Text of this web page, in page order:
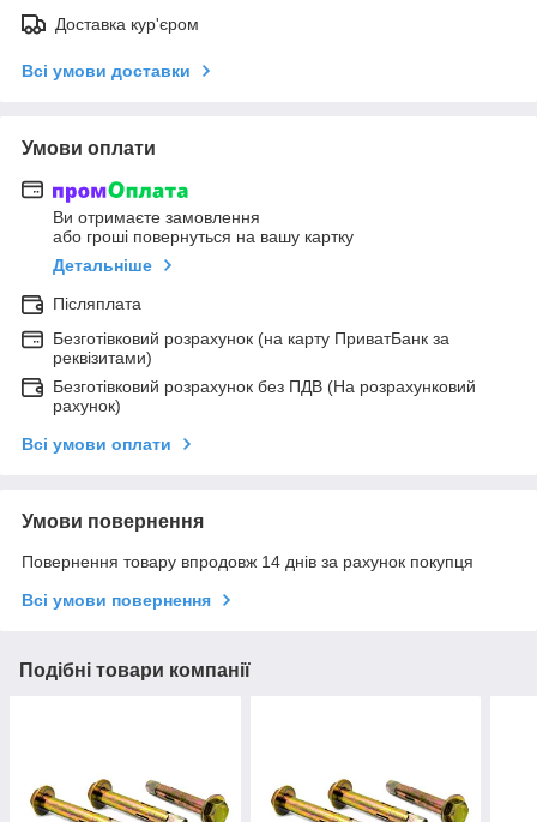
Доставка кур'єром
Всі умови доставки
Умови оплати
Ви отримаєте замовлення
або гроші повернуться на вашу картку
Детальніше
Післяплата
Безготівковий розрахунок (на карту ПриватБанк за
реквізитами)
Безготівковий розрахунок без ПДВ (На розрахунковий
рахунок)
Всі умови оплати
Умови повернення
Повернення товару впродовж 14 днів за рахунок покупця
Всі умови повернення
Подібні товари компанії